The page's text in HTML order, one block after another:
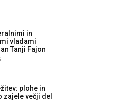
in
vladami
Tanji Fajon
plohe in
zajele večji del